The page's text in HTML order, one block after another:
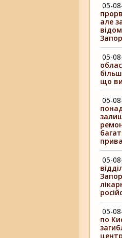
05-
але
05-
що
05-
05-
05-
по